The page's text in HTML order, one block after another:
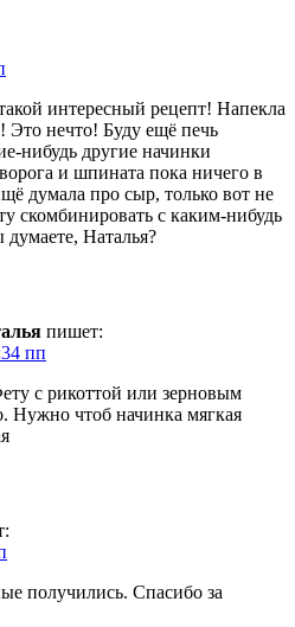
интересный рецепт! Напекла
нечто! Буду ещё печь
нибудь другие начинки
и шпината пока ничего в
думала про сыр, только вот не
скомбинировать с каким-нибудь
Наталья?
пишет:
пп
с рикоттой или зерновым
Нужно чтоб начинка мягкая
получились. Спасибо за